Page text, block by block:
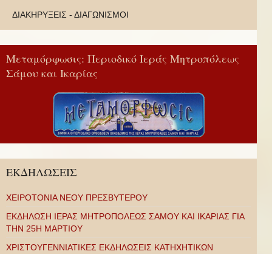
ΔΙΑΚΗΡΥΞΕΙΣ - ΔΙΑΓΩΝΙΣΜΟΙ
Μεταμόρφωσις: Περιοδικό Ιεράς Μητροπόλεως
Σάμου και Ικαρίας
ΕΚΔΗΛΩΣΕΙΣ
ΧΕΙΡΟΤΟΝΙΑ ΝΕΟΥ ΠΡΕΣΒΥΤΕΡΟΥ
ΕΚΔΗΛΩΣΗ ΙΕΡΑΣ ΜΗΤΡΟΠΟΛΕΩΣ ΣΑΜΟΥ ΚΑΙ ΙΚΑΡΙΑΣ ΓΙΑ
ΤΗΝ 25Η ΜΑΡΤΙΟΥ
ΧΡΙΣΤΟΥΓΕΝΝΙΑΤΙΚΕΣ ΕΚΔΗΛΩΣΕΙΣ ΚΑΤΗΧΗΤΙΚΩΝ